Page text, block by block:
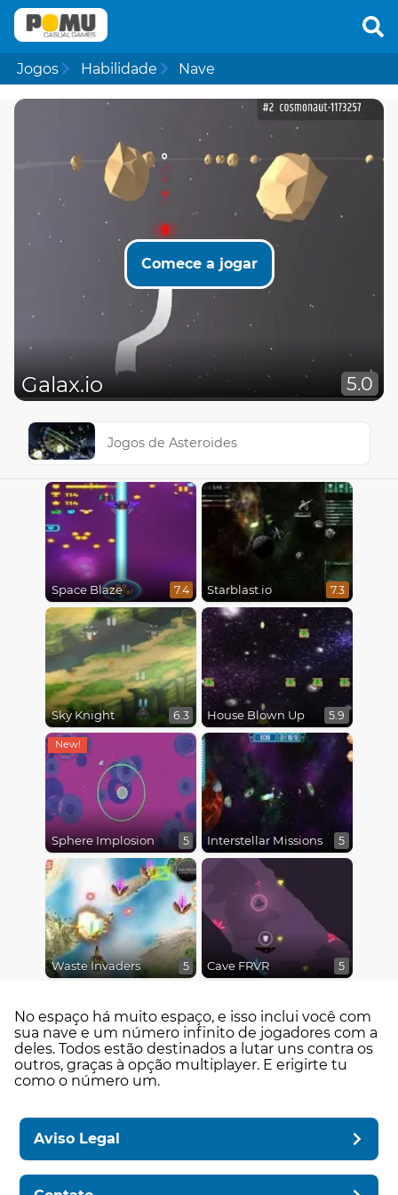
Jogos Habilidade Nave
Comece a jogar
Galax.io 5.0
Jogos de Asteroides
Space Blaze 7.4 Starblast.io 7.3
Sky Knight 6.3 House Blown Up 5.9
Sphere Implosion 5 Interstellar Missions 5
Waste Invaders 5 Cave FRVR 5
No espaço há muito espaço, e isso inclui você com
sua nave e um número infinito de jogadores com a
deles. Todos estão destinados a lutar uns contra os
outros, graças à opção multiplayer. E erigirte tu
como o número um.
Aviso Legal